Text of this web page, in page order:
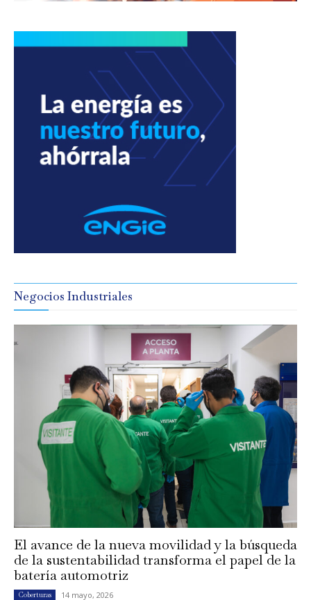
Negocios Industriales
El avance de la nueva movilidad y la búsqueda
de la sustentabilidad transforma el papel de la
batería automotriz
Coberturas 14 mayo, 2026